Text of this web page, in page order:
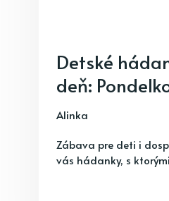
Detské
deň:
Alinka
Zábava pre deti i
vás hádanky, s